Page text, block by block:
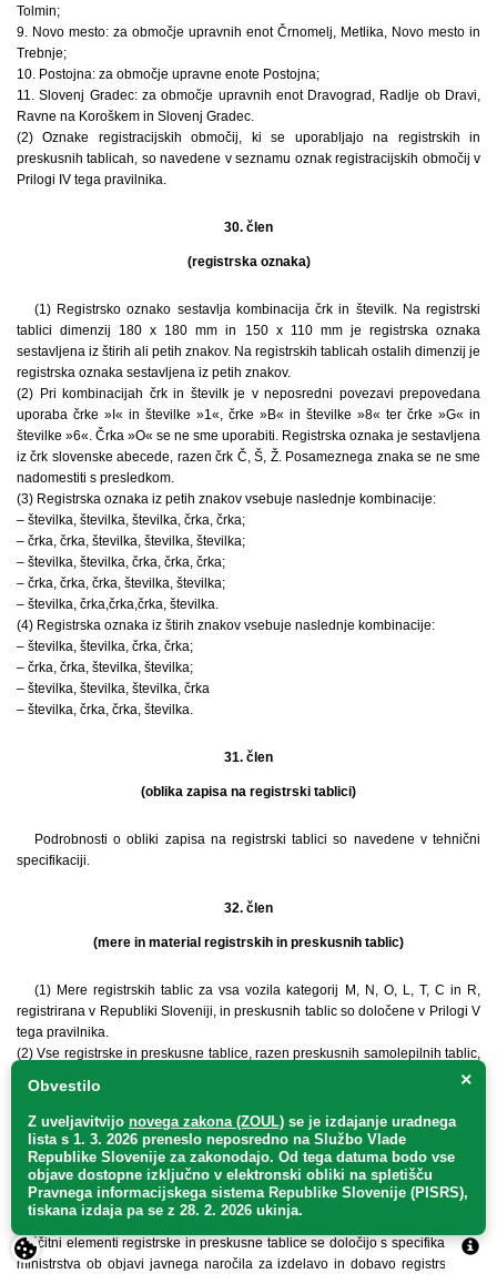
Tolmin;
9. Novo mesto: za območje upravnih enot Črnomelj, Metlika, Novo mesto in
Trebnje;
10. Postojna: za območje upravne enote Postojna;
11. Slovenj Gradec: za območje upravnih enot Dravograd, Radlje ob Dravi,
Ravne na Koroškem in Slovenj Gradec.
(2) Oznake registracijskih območij, ki se uporabljajo na registrskih in
preskusnih tablicah, so navedene v seznamu oznak registracijskih območij v
Prilogi IV tega pravilnika.
30. člen
(registrska oznaka)
(1) Registrsko oznako sestavlja kombinacija črk in številk. Na registrski
tablici dimenzij 180 x 180 mm in 150 x 110 mm je registrska oznaka
sestavljena iz štirih ali petih znakov. Na registrskih tablicah ostalih dimenzij je
registrska oznaka sestavljena iz petih znakov.
(2) Pri kombinacijah črk in številk je v neposredni povezavi prepovedana
uporaba črke »I« in številke »1«, črke »B« in številke »8« ter črke »G« in
številke »6«. Črka »O« se ne sme uporabiti. Registrska oznaka je sestavljena
iz črk slovenske abecede, razen črk Č, Š, Ž. Posameznega znaka se ne sme
nadomestiti s presledkom.
(3) Registrska oznaka iz petih znakov vsebuje naslednje kombinacije:
– številka, številka, številka, črka, črka;
– črka, črka, številka, številka, številka;
– številka, številka, črka, črka, črka;
– črka, črka, črka, številka, številka;
– številka, črka,črka,črka, številka.
(4) Registrska oznaka iz štirih znakov vsebuje naslednje kombinacije:
– številka, številka, črka, črka;
– črka, črka, številka, številka;
– številka, številka, številka, črka
– številka, črka, črka, številka.
31. člen
(oblika zapisa na registrski tablici)
Podrobnosti o obliki zapisa na registrski tablici so navedene v tehnični
specifikaciji.
32. člen
(mere in material registrskih in preskusnih tablic)
(1) Mere registrskih tablic za vsa vozila kategorij M, N, O, L, T, C in R,
registrirana v Republiki Sloveniji, in preskusnih tablic so določene v Prilogi V
tega pravilnika.
(2) Vse registrske in preskusne tablice, razen preskusnih samolepilnih tablic,
so izdelane iz aluminijaste pločevine ali drugega ustreznega materiala.
Vidna površina registrske in preskusne tablice je odsevna in vsebuje dva
zaščitna elementa, in sicer varnostno oznako »RS« in virtualno varnostno
oznako, ki sta vidna le pod določenim kotom.
(3) Virtualne varnostne oznake iz prejšnjega odstavka ne vsebujejo
registrske tablice vozila za izvoz in samolepilne preskusne tablice.
(4) Natančnejša specifikacija materiala, iz katerega je izdelana registrska
oziroma preskusna tablica, njene mehanske in kemične lastnosti ter barva in
zaščitni elementi registrske in preskusne tablice se določijo s specifikacijami
ministrstva ob objavi javnega naročila za izdelavo in dobavo registrskih in
×
Obvestilo
Z uveljavitvijo novega zakona (ZOUL) se je izdajanje uradnega
lista s 1. 3. 2026 preneslo neposredno na Službo Vlade
Republike Slovenije za zakonodajo. Od tega datuma bodo vse
objave dostopne izključno v elektronski obliki na spletišču
Pravnega informacijskega sistema Republike Slovenije (PISRS),
tiskana izdaja pa se z 28. 2. 2026 ukinja.